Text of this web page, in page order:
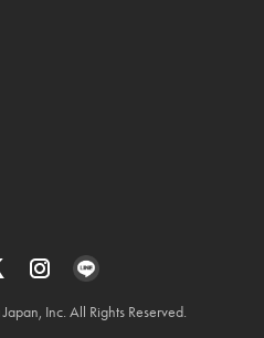
Inc. All Rights Reserved.